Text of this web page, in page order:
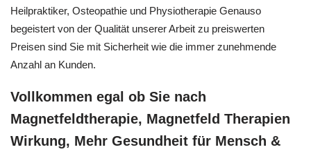
Heilpraktiker, Osteopathie und Physiotherapie Genauso
begeistert von der Qualität unserer Arbeit zu preiswerten
Preisen sind Sie mit Sicherheit wie die immer zunehmende
Anzahl an Kunden.
Vollkommen egal ob Sie nach
Magnetfeldtherapie, Magnetfeld Therapien
Wirkung, Mehr Gesundheit für Mensch &